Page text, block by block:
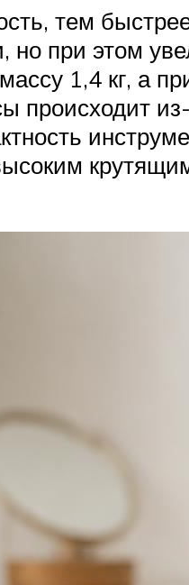
тем
но при этом
1,4 кг, а
происходит